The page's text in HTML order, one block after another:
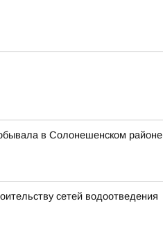
в Солонешенском районе
сетей водоотведения